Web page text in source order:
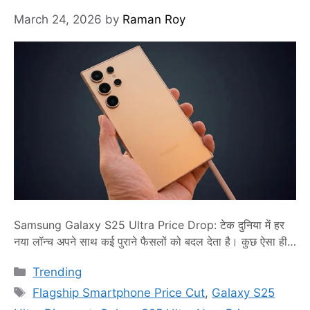
March 24, 2026 by Raman Roy
Samsung Galaxy S25 Ultra Price Drop: टेक दुनिया में हर
नया लॉन्च अपने साथ कई पुराने फैसलों को बदल देता है। कुछ ऐसा ही
S26 सीरीज पेश की, वैसे ही पिछले साल का प्रीमियम स्मार्टफोन एकदम
से चर्चा में आ गया। …Read more
Categories
Trending
Tags
Flagship Smartphone Price Cut, Galaxy S25